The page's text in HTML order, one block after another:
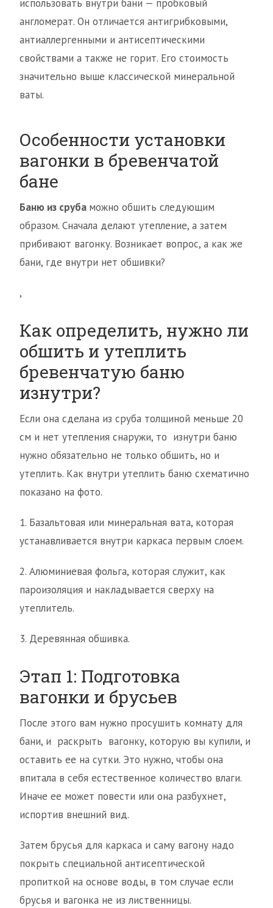
использовать внутри бани — пробковый
англомерат. Он отличается антигрибковыми,
антиаллергенными и антисептическими
свойствами а также не горит. Его стоимость
значительно выше классической минеральной
ваты.
Особенности установки
вагонки в бревенчатой
бане
Баню из сруба можно обшить следующим
образом. Сначала делают утепление, а затем
прибивают вагонку. Возникает вопрос, а как же
бани, где внутри нет обшивки?
,
Как определить, нужно ли
обшить и утеплить
бревенчатую баню
изнутри?
Если она сделана из сруба толщиной меньше 20
см и нет утепления снаружи, то изнутри баню
нужно обязательно не только обшить, но и
утеплить. Как внутри утеплить баню схематично
показано на фото.
1. Базальтовая или минеральная вата, которая
устанавливается внутри каркаса первым слоем.
2. Алюминиевая фольга, которая служит, как
пароизоляция и накладывается сверху на
утеплитель.
3. Деревянная обшивка.
Этап 1: Подготовка
вагонки и брусьев
После этого вам нужно просушить комнату для
бани, и раскрыть вагонку, которую вы купили, и
оставить ее на сутки. Это нужно, чтобы она
впитала в себя естественное количество влаги.
Иначе ее может повести или она разбухнет,
испортив внешний вид.
Затем брусья для каркаса и саму вагону надо
покрыть специальной антисептической
пропиткой на основе воды, в том случае если
брусья и вагонка не из лиственницы.